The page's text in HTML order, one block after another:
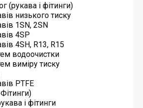
(рукава і фітинги)
низького тиску
1SN, 2SN
4SP
4SH, R13, R15
водоочистки
виміру тиску
PTFE
і фітинги